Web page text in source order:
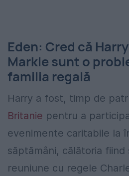
Eden: Cred că
Markle sunt o
familia regală
Harry a fost, timp de
Britanie pentru a
evenimente caritabile la
săptămâni, călătoria
reuniune cu regele